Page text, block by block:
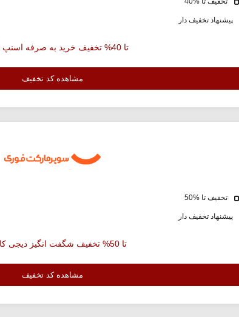
پیشنهاد تخفیف دار
تا 40% تخفیف خرید به صرفه اسنپ مارکت
مشاهده کد تخفیف
تخفیف تا %50
پیشنهاد تخفیف دار
تا 50% تخفیف شگفت انگیز دیجی کالا جت
مشاهده کد تخفیف